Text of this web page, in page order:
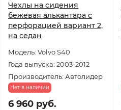
Чехлы на сидения
бежевая алькантара с
перфорацией вариант 2,
на седан
Модель: Volvo S40
Года выпуска: 2003-2012
Производитель: Автолидер
Нет в наличии
6 960 руб.